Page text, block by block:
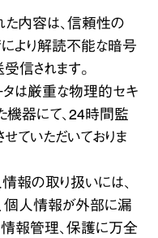
た内容は、信頼性の
より解読不能な暗号
信されます。
タは厳重な物理的セキ
機器にて、24時間監
ていただいておりま
報の取り扱いには、
個人情報が外部に漏
情報管理、保護に万全